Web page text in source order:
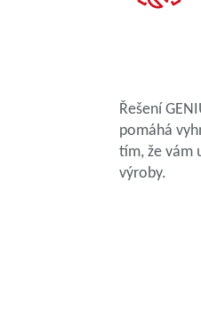
Řešení
pomáhá
tím, že vám
výroby.